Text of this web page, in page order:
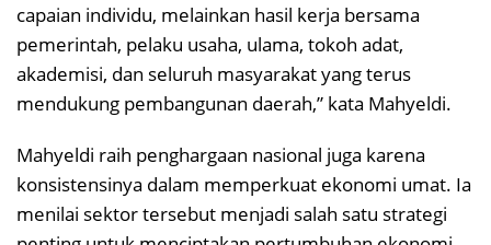
capaian individu, melainkan hasil kerja bersama
pemerintah, pelaku usaha, ulama, tokoh adat,
akademisi, dan seluruh masyarakat yang terus
mendukung pembangunan daerah,” kata Mahyeldi.
Mahyeldi raih penghargaan nasional juga karena
konsistensinya dalam memperkuat ekonomi umat. Ia
menilai sektor tersebut menjadi salah satu strategi